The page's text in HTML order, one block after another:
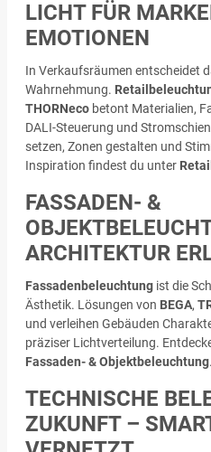
LICHT FÜR
EMOTIONEN
In Verkaufsräumen entscheidet
Wahrnehmung.
THORNeco betont Materialien,
DALI-Steuerung und
setzen, Zonen gestalten und
Inspiration findest du unter
FASSADEN- &
ARCHITEKTUR
Fassadenbeleuchtung ist die
Ästhetik. Lösungen von BEGA,
und verleihen Gebäuden
präziser Lichtverteilung.
Fassaden- & Objektbeleuchtung.
TECHNISCHE
ZUKUNFT –